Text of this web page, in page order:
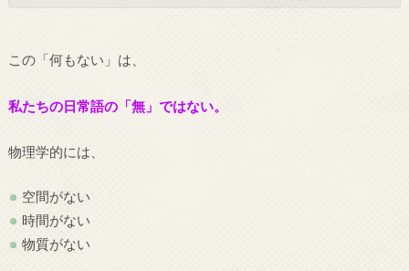
この「何もない」は、
私たちの日常語の「無」ではない。
物理学的には、
空間がない
時間がない
物質がない